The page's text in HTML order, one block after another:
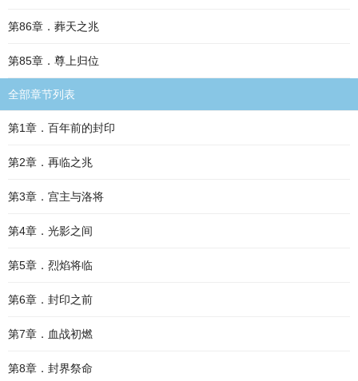
第86章．葬天之兆
第85章．尊上归位
全部章节列表
第1章．百年前的封印
第2章．再临之兆
第3章．宫主与洛将
第4章．光影之间
第5章．烈焰将临
第6章．封印之前
第7章．血战初燃
第8章．封界祭命